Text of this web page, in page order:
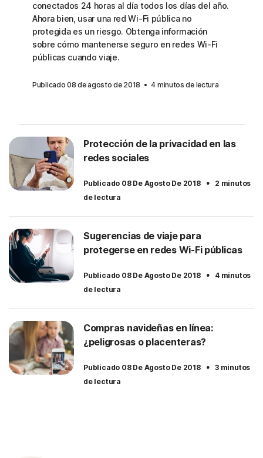
conectados 24 horas al día todos los días del año.
Ahora bien, usar una red Wi-Fi pública no
protegida es un riesgo. Obtenga información
sobre cómo mantenerse seguro en redes Wi-Fi
públicas cuando viaje.
Publicado 08 de agosto de 2018 4 minutos de lectura
Protección de la privacidad en las
redes sociales
Publicado 08 De Agosto De 2018 ·
2 minutos
de lectura
Sugerencias de viaje para
protegerse en redes Wi-Fi públicas
Publicado 08 De Agosto De 2018 ·
4 minutos
de lectura
Compras navideñas en línea:
¿peligrosas o placenteras?
Publicado 08 De Agosto De 2018 ·
3 minutos
de lectura